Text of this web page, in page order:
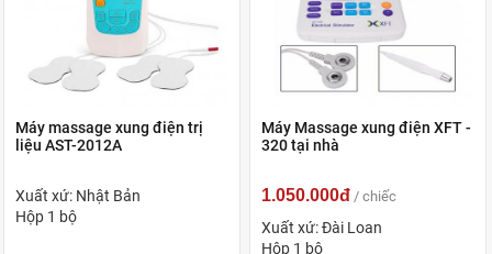
Máy massage xung điện trị
liệu AST-2012A
Xuất xứ: Nhật Bản
Hộp 1 bộ
Máy Massage xung điện XFT -
320 tại nhà
1.050.000đ / chiếc
Xuất xứ: Đài Loan
Hộp 1 bộ